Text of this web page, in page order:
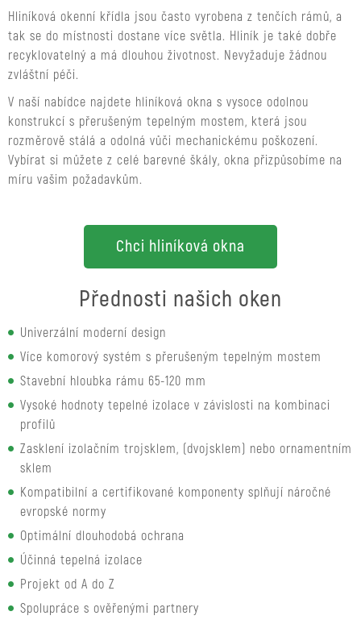
Hliníková okenní křídla jsou často vyrobena z tenčích rámů, a
tak se do místnosti dostane více světla. Hliník je také dobře
recyklovatelný a má dlouhou životnost. Nevyžaduje žádnou
zvláštní péči.
V naší nabídce najdete hliníková okna s vysoce odolnou
konstrukcí s přerušeným tepelným mostem, která jsou
rozměrově stálá a odolná vůči mechanickému poškození.
Vybírat si můžete z celé barevné škály, okna přizpůsobíme na
míru vašim požadavkům.
Chci hliníková okna
Přednosti našich oken
Univerzální moderní design
Více komorový systém s přerušeným tepelným mostem
Stavební hloubka rámu 65-120 mm
Vysoké hodnoty tepelné izolace v závislosti na kombinaci
profilů
Zasklení izolačním trojsklem, (dvojsklem) nebo ornamentním
sklem
Kompatibilní a certifikované komponenty splňují náročné
evropské normy
Optimální dlouhodobá ochrana
Účinná tepelná izolace
Projekt od A do Z
Spolupráce s ověřenými partnery